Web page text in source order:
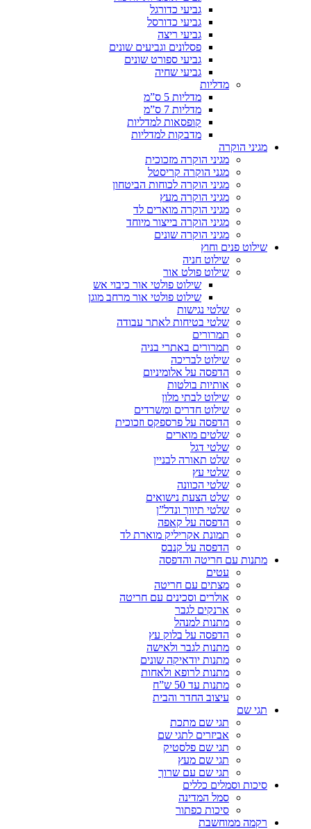
גביעי כדורגל
גביעי כדורסל
גביעי ריצה
פסלונים וגביעים שונים
גביעי ספורט שונים
גביעי שחיה
מדליות
מדליות 5 ס”מ
מדליות 7 ס”מ
קופסאות למדליות
מדבקות למדליות
מגיני הוקרה
מגיני הוקרה מזכוכית
מגני הוקרה קריסטל
מגיני הוקרה לכוחות הביטחון
מגיני הוקרה מעץ
מגיני הוקרה מוארים לד
מגיני הוקרה בייצור מיוחד
מגיני הוקרה שונים
שילוט פנים וחוץ
שילוט חניה
שילוט פולט אור
שילוט פולטי אור כיבוי אש
שילוט פולטי אור מרחב מוגן
שלטי נגישות
שלטי בטיחות לאתר עבודה
תמרורים
תמרורים באתרי בניה
שילוט לבריכה
הדפסה על אלומיניום
אותיות בולטות
שילוט לבתי מלון
שילוט חדרים ומשרדים
הדפסה על פרספקס וזכוכית
שלטים מוארים
שלטי דגל
שלט תאורה לבניין
שלטי עץ
שלטי הכוונה
שלט הצעת נישואים
שלטי תיווך ונדל”ן
הדפסה על קאפה
תמונת אקריליק מוארת לד
הדפסה על קנבס
מתנות עם חריטה והדפסה
עטים
מצתים עם חריטה
אולרים וסכינים עם חריטה
ארנקים לגבר
מתנות למנהל
הדפסה על בלוק עץ
מתנות לגבר ולאישה
מתנות יודאיקה שונים
מתנות לרופא ולאחות
מתנות עד 50 ש”ח
עיצוב החדר והבית
תגי שם
תגי שם מתכת
אביזרים לתגי שם
תגי שם פלסטיק
תגי שם מעץ
תגי שם עם שרוך
סיכות וסמלים כללים
סמל המדינה
סיכות כפתור
רקמה ממוחשבת